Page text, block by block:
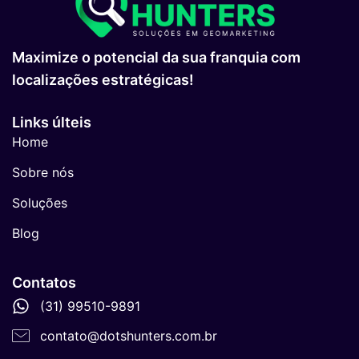
Maximize o potencial da sua franquia com
localizações estratégicas!
Links últeis
Home
Sobre nós
Soluções
Blog
Contatos
(31) 99510-9891
contato@dotshunters.com.br